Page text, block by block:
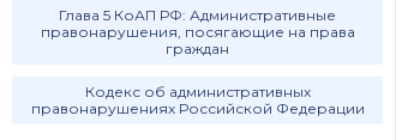
Глава 5 КоАП РФ: Административные
правонарушения, посягающие на права
граждан
Кодекс об административных
правонарушениях Российской Федерации